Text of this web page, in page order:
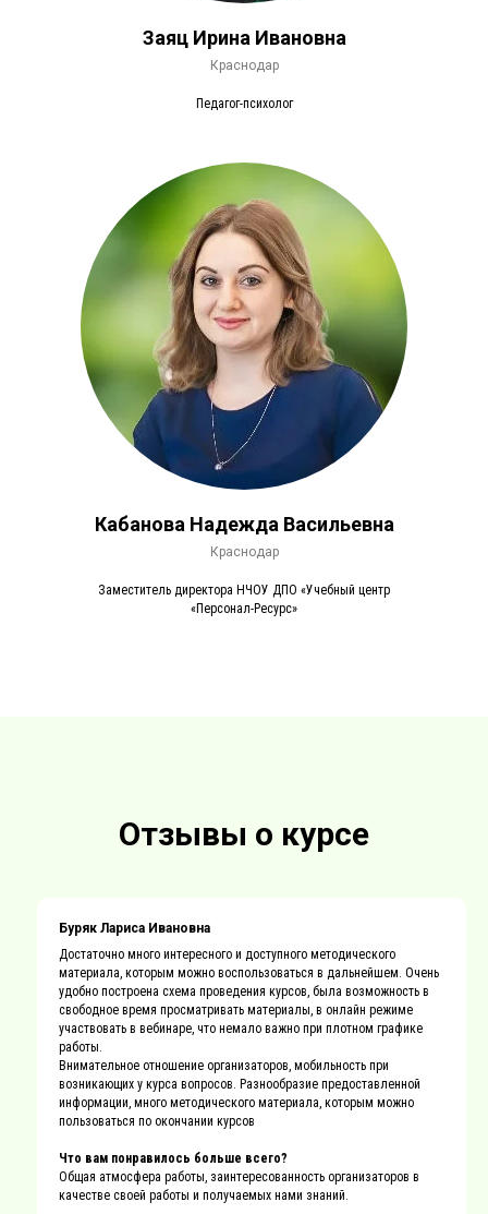
Заяц Ирина Ивановна
Краснодар
Педагог-психолог
Кабанова Надежда Васильевна
Краснодар
Заместитель директора НЧОУ ДПО «Учебный центр
«Персонал-Ресурс»
Отзывы о курсе
Буряк Лариса Ивановна
Достаточно много интересного и доступного методического
материала, которым можно воспользоваться в дальнейшем. Очень
удобно построена схема проведения курсов, была возможность в
свободное время просматривать материалы, в онлайн режиме
участвовать в вебинаре, что немало важно при плотном графике
работы.
Внимательное отношение организаторов, мобильность при
возникающих у курса вопросов. Разнообразие предоставленной
информации, много методического материала, которым можно
пользоваться по окончании курсов
Что вам понравилось больше всего?
Общая атмосфера работы, заинтересованность организаторов в
качестве своей работы и получаемых нами знаний.